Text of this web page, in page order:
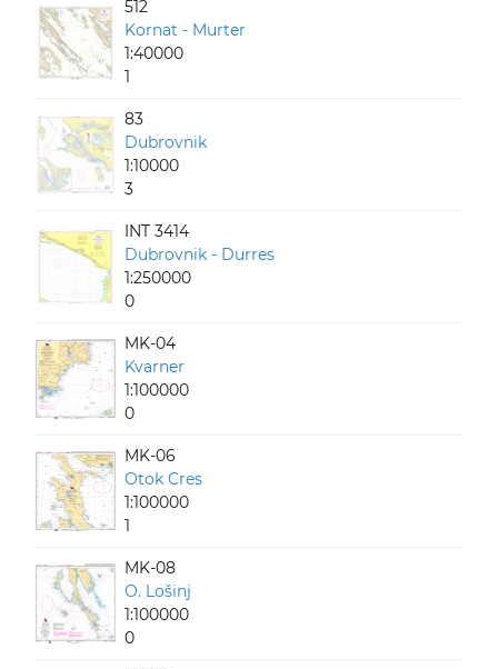
512
Kornat - Murter
1:40000
1
83
Dubrovnik
1:10000
3
INT 3414
Dubrovnik - Durres
1:250000
0
MK-04
Kvarner
1:100000
0
MK-06
Otok Cres
1:100000
1
MK-08
O. Lošinj
1:100000
0